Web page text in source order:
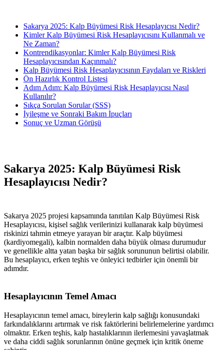
Sakarya 2025: Kalp Büyümesi Risk Hesaplayıcısı Nedir?
Kimler Kalp Büyümesi Risk Hesaplayıcısını Kullanmalı ve
Ne Zaman?
Kontrendikasyonlar: Kimler Kalp Büyümesi Risk
Hesaplayıcısından Kaçınmalı?
Kalp Büyümesi Risk Hesaplayıcısının Faydaları ve Riskleri
Ön Hazırlık Kontrol Listesi
Adım Adım: Kalp Büyümesi Risk Hesaplayıcısı Nasıl
Kullanılır?
Sıkça Sorulan Sorular (SSS)
İyileşme ve Sonraki Bakım İpuçları
Sonuç ve Uzman Görüşü
Sakarya 2025: Kalp Büyümesi Risk
Hesaplayıcısı Nedir?
Sakarya 2025 projesi kapsamında tanıtılan Kalp Büyümesi Risk
Hesaplayıcısı, kişisel sağlık verilerinizi kullanarak kalp büyümesi
riskinizi tahmin etmeye yarayan bir araçtır. Kalp büyümesi
(kardiyomegali), kalbin normalden daha büyük olması durumudur
ve genellikle altta yatan başka bir sağlık sorununun belirtisi olabilir.
Bu hesaplayıcı, erken teşhis ve önleyici tedbirler için önemli bir
adımdır.
Hesaplayıcının Temel Amacı
Hesaplayıcının temel amacı, bireylerin kalp sağlığı konusundaki
farkındalıklarını artırmak ve risk faktörlerini belirlemelerine yardımcı
olmaktır. Erken teşhis, kalp hastalıklarının ilerlemesini yavaşlatmak
ve daha ciddi sağlık sorunlarının önüne geçmek için kritik öneme